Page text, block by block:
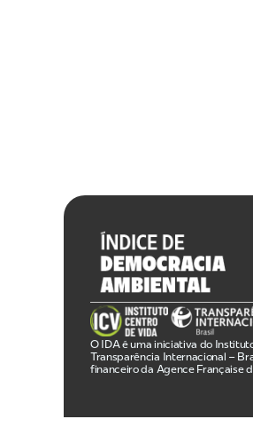
O IDA é uma iniciativa do
Transparência Internacional –
financeiro da Agence Française